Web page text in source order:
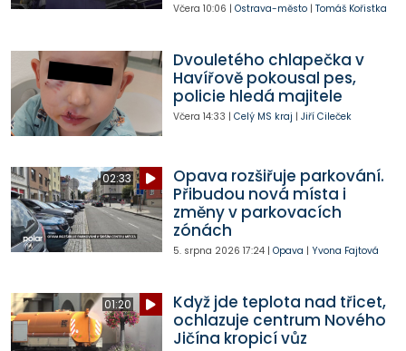
Včera 10:06 | Ostrava-město| Tomáš Kořistka
Dvouletého chlapečka v
Havířově pokousal pes,
policie hledá majitele
Včera 14:33 | Celý MS kraj | Jiří Cileček
02:33
Opava rozšiřuje parkování.
Přibudou nová místa i
změny v parkovacích
zónách
5. srpna 2026 17:24| Opava | Yvona Fajtová
01:20
Když jde teplota nad třicet,
ochlazuje centrum Nového
Jičína kropicí vůz